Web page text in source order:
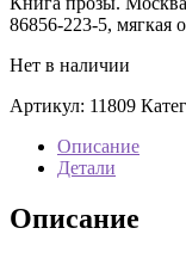
86856-223-5, мягкая
Нет в наличии
Артикул: 11809
Описание
Детали
Описание